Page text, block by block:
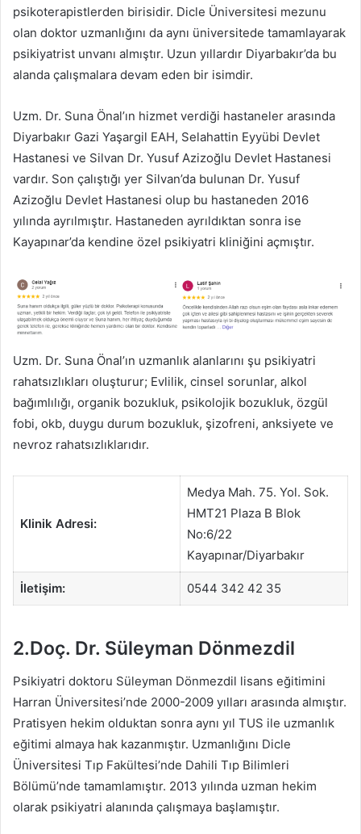
psikoterapistlerden birisidir. Dicle Üniversitesi mezunu
olan doktor uzmanlığını da aynı üniversitede tamamlayarak
psikiyatrist unvanı almıştır. Uzun yıllardır Diyarbakır’da bu
alanda çalışmalara devam eden bir isimdir.
Uzm. Dr. Suna Önal’ın hizmet verdiği hastaneler arasında
Diyarbakır Gazi Yaşargil EAH, Selahattin Eyyübi Devlet
Hastanesi ve Silvan Dr. Yusuf Azizoğlu Devlet Hastanesi
vardır. Son çalıştığı yer Silvan’da bulunan Dr. Yusuf
Azizoğlu Devlet Hastanesi olup bu hastaneden 2016
yılında ayrılmıştır. Hastaneden ayrıldıktan sonra ise
Kayapınar’da kendine özel psikiyatri kliniğini açmıştır.
Uzm. Dr. Suna Önal’ın uzmanlık alanlarını şu psikiyatri
rahatsızlıkları oluşturur; Evlilik, cinsel sorunlar, alkol
bağımlılığı, organik bozukluk, psikolojik bozukluk, özgül
fobi, okb, duygu durum bozukluk, şizofreni, anksiyete ve
nevroz rahatsızlıklarıdır.
Klinik Adresi:
Medya Mah. 75. Yol. Sok.
HMT21 Plaza B Blok
No:6/22
Kayapınar/Diyarbakır
İletişim: 0544 342 42 35
2.Doç. Dr. Süleyman Dönmezdil
Psikiyatri doktoru Süleyman Dönmezdil lisans eğitimini
Harran Üniversitesi’nde 2000-2009 yılları arasında almıştır.
Pratisyen hekim olduktan sonra aynı yıl TUS ile uzmanlık
eğitimi almaya hak kazanmıştır. Uzmanlığını Dicle
Üniversitesi Tıp Fakültesi’nde Dahili Tıp Bilimleri
Bölümü’nde tamamlamıştır. 2013 yılında uzman hekim
olarak psikiyatri alanında çalışmaya başlamıştır.